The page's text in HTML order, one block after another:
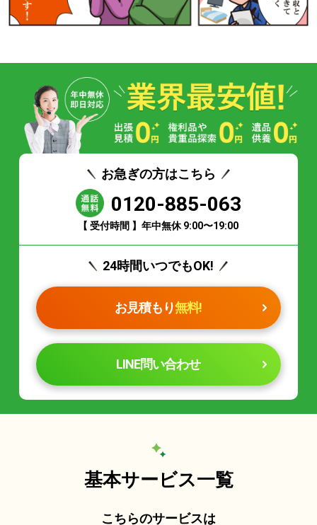
お急ぎの方はこちら
0120-885-063
【 受付時間 】年中無休 9:00〜19:00
24時間いつでもOK!
お見積もり無料!
LINE問い合わせ
基本サービス一覧
こちらのサービスは